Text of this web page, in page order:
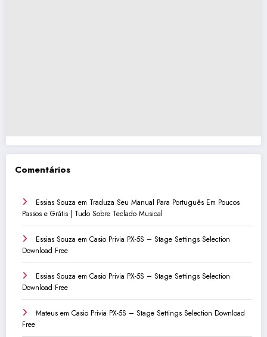
Comentários
Essias Souza em Traduza Seu Manual Para Português Em Poucos
Passos e Grátis | Tudo Sobre Teclado Musical
Essias Souza em Casio Privia PX-5S – Stage Settings Selection
Download Free
Essias Souza em Casio Privia PX-5S – Stage Settings Selection
Download Free
Mateus em Casio Privia PX-5S – Stage Settings Selection Download
Free